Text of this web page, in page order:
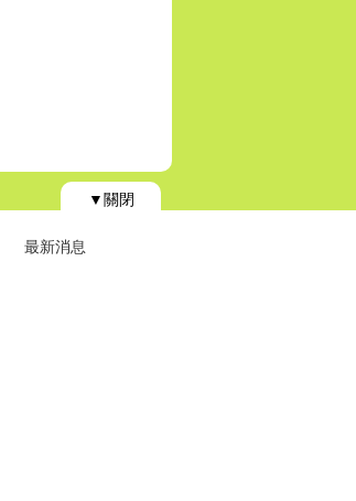
▼關閉
最新消息